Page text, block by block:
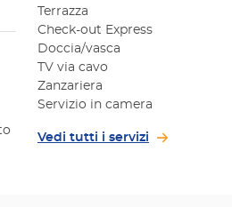
Terrazza
Check-out Express
Doccia/vasca
TV via cavo
Zanzariera
Servizio in camera
Vedi tutti i servizi